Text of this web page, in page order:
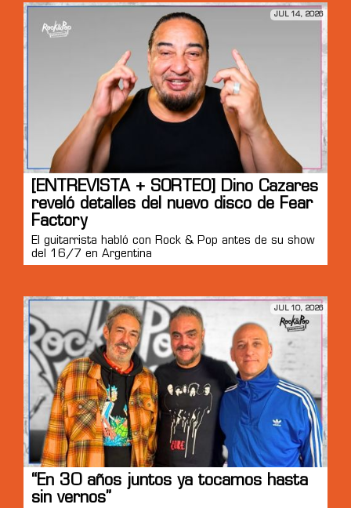
JUL 14, 2026
[ENTREVISTA + SORTEO] Dino Cazares
reveló detalles del nuevo disco de Fear
Factory
El guitarrista habló con Rock & Pop antes de su show
del 16/7 en Argentina
JUL 10, 2026
“En 30 años juntos ya tocamos hasta
sin vernos”